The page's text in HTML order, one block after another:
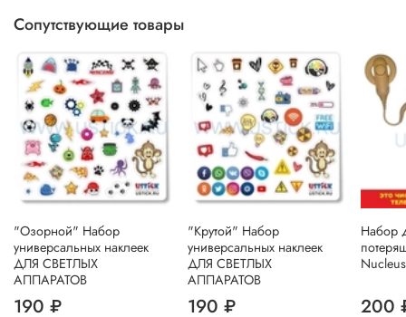
Сопутствующие товары
"Озорной" Набор
универсальных наклеек
ДЛЯ СВЕТЛЫХ
АППАРАТОВ
190 ₽
"Крутой" Набор
универсальных наклеек
ДЛЯ СВЕТЛЫХ
АППАРАТОВ
190 ₽
Набор
200